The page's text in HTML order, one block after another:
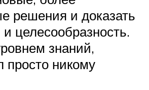
решения и доказать
целесообразность.
знаний,
просто никому